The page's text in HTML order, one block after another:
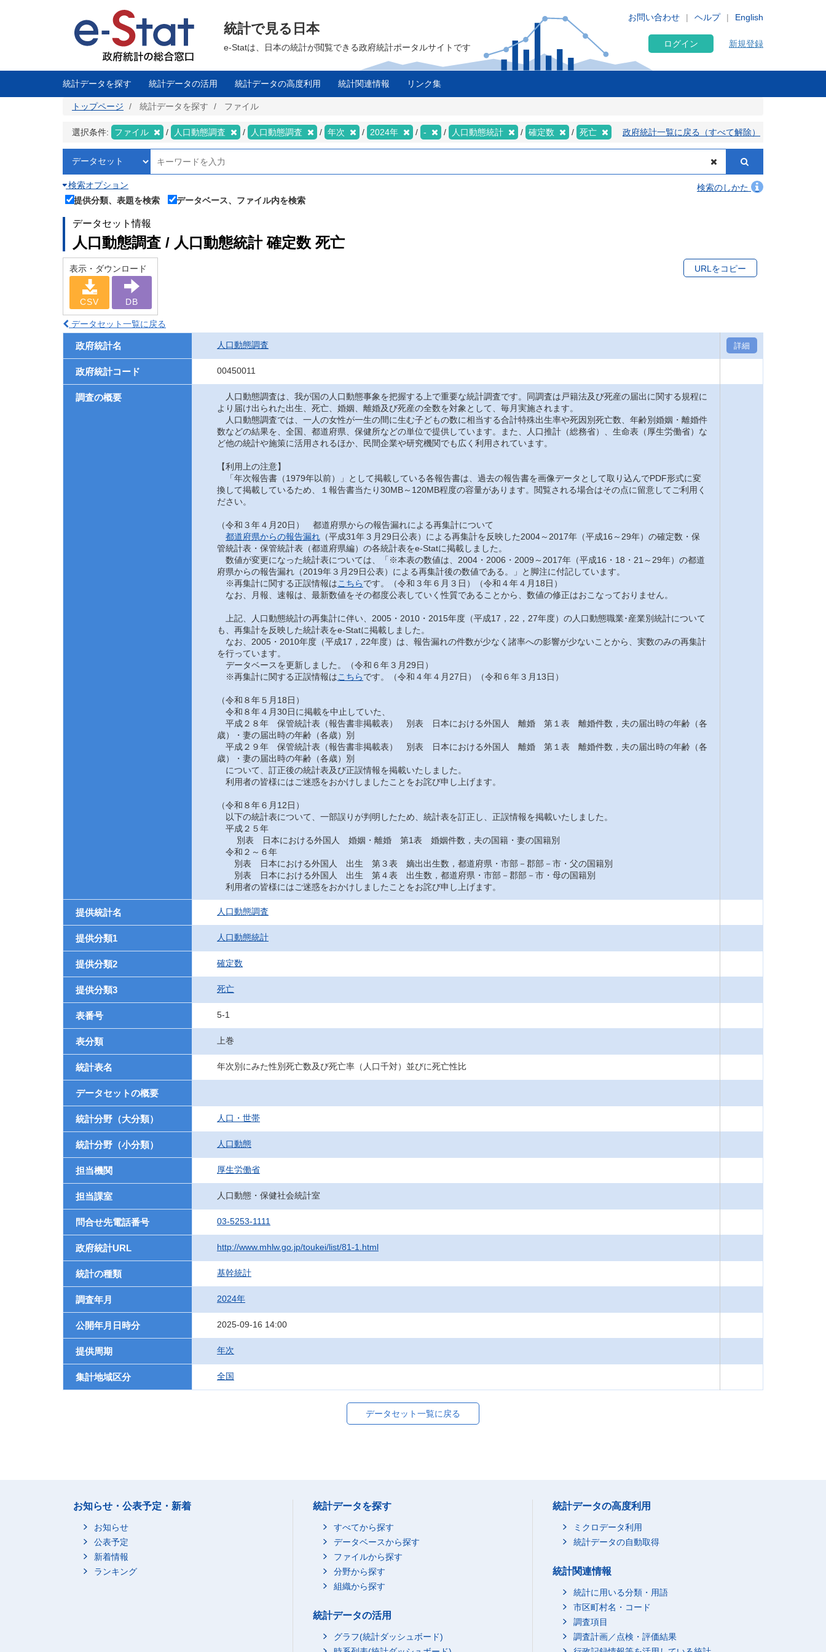
に
English
お問い合わせ ヘルプ
統計で見る日本
e-Statは、日本の統計が閲覧できる政府統計ポータルサイトです ログイン 新規登録
統計データを探す 統計データの活用 統計データの高度利用 統計関連情報 リンク集
トップページ 統計データを探す ファイル
選択条件: ファイル 人口動態調査 人口動態調査 年次 2024年 - 人口動態統計 確定数 死亡 政府統計一覧に戻る（すべて解除）
検索オプション
検索のしかた
提供分類、表題を検索
データベース、ファイル内を検索
データセット情報
人口動態調査 / 人口動態統計 確定数 死亡
表示・ダウンロード
CSV DB
URLをコピー
データセット一覧に戻る
政府統計名 人口動態調査 詳細
政府統計コード 00450011
調査の概要
人口動態調査は、我が国の人口動態事象を把握する上で重要な統計調査です。同調査は戸籍法及び死産の届出に関する規程に
より届け出られた出生、死亡、婚姻、離婚及び死産の全数を対象として、毎月実施されます。
人口動態調査では、一人の女性が一生の間に生む子どもの数に相当する合計特殊出生率や死因別死亡数、年齢別婚姻・離婚件
数などの結果を、全国、都道府県、保健所などの単位で提供しています。また、人口推計（総務省）、生命表（厚生労働省）な
ど他の統計や施策に活用されるほか、民間企業や研究機関でも広く利用されています。
【利用上の注意】
「年次報告書（1979年以前）」として掲載している各報告書は、過去の報告書を画像データとして取り込んでPDF形式に変
換して掲載しているため、１報告書当たり30MB～120MB程度の容量があります。閲覧される場合はその点に留意してご利用く
ださい。
（令和３年４月20日） 都道府県からの報告漏れによる再集計について
都道府県からの報告漏れ （平成31年３月29日公表）による再集計を反映した2004～2017年（平成16～29年）の確定数・保
管統計表・保管統計表（都道府県編）の各統計表をe-Statに掲載しました。
数値が変更になった統計表については、「※本表の数値は、2004・2006・2009～2017年（平成16・18・21～29年）の都道
府県からの報告漏れ（2019年３月29日公表）による再集計後の数値である。」と脚注に付記しています。
※再集計に関する正誤情報はこちらです。（令和３年６月３日）（令和４年４月18日）
なお、月報、速報は、最新数値をその都度公表していく性質であることから、数値の修正はおこなっておりません。
上記、人口動態統計の再集計に伴い、2005・2010・2015年度（平成17，22，27年度）の人口動態職業･産業別統計について
も、再集計を反映した統計表をe-Statに掲載しました。
なお、2005・2010年度（平成17，22年度）は、報告漏れの件数が少なく諸率への影響が少ないことから、実数のみの再集計
を行っています。
データベースを更新しました。（令和６年３月29日）
※再集計に関する正誤情報はこちらです。（令和４年４月27日）（令和６年３月13日）
（令和８年５月18日）
令和８年４月30日に掲載を中止していた、
平成２８年 保管統計表（報告書非掲載表） 別表 日本における外国人 離婚 第１表 離婚件数，夫の届出時の年齢（各
歳）・妻の届出時の年齢（各歳）別
平成２９年 保管統計表（報告書非掲載表） 別表 日本における外国人 離婚 第１表 離婚件数，夫の届出時の年齢（各
歳）・妻の届出時の年齢（各歳）別
について、訂正後の統計表及び正誤情報を掲載いたしました。
利用者の皆様にはご迷惑をおかけしましたことをお詫び申し上げます。
（令和８年６月12日）
以下の統計表について、一部誤りが判明したため、統計表を訂正し、正誤情報を掲載いたしました。
平成２５年
別表 日本における外国人 婚姻・離婚 第1表 婚姻件数，夫の国籍・妻の国籍別
令和２～６年
別表 日本における外国人 出生 第３表 嫡出出生数，都道府県・市部－郡部－市・父の国籍別
別表 日本における外国人 出生 第４表 出生数，都道府県・市部－郡部－市・母の国籍別
利用者の皆様にはご迷惑をおかけしましたことをお詫び申し上げます。
提供統計名 人口動態調査
提供分類1 人口動態統計
提供分類2 確定数
提供分類3 死亡
表番号 5-1
表分類 上巻
統計表名 年次別にみた性別死亡数及び死亡率（人口千対）並びに死亡性比
データセットの概要
統計分野（大分類） 人口・世帯
統計分野（小分類） 人口動態
担当機関 厚生労働省
担当課室 人口動態・保健社会統計室
問合せ先電話番号 03-5253-1111
政府統計URL http://www.mhlw.go.jp/toukei/list/81-1.html
統計の種類 基幹統計
調査年月 2024年
公開年月日時分 2025-09-16 14:00
提供周期 年次
集計地域区分 全国
データセット一覧に戻る
お知らせ・公表予定・新着
お知らせ
公表予定
新着情報
ランキング
統計データを探す
すべてから探す
データベースから探す
ファイルから探す
分野から探す
組織から探す
統計データの活用
グラフ(統計ダッシュボード)
統計データの高度利用
ミクロデータ利用
統計データの自動取得
統計関連情報
統計に用いる分類・用語
市区町村名・コード
調査項目
調査計画／点検・評価結果